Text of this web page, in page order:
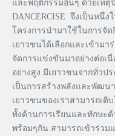
และพฤติกรรมอื่นๆ ด้วยเหตุ
DANCERCISE จึงเป็นหนึ่
โครงการนำมาใช้ในการจัด
เยาวชนได้เลือกและเข้ามา
จัดการแข่งขันมาอย่างต่อเ
อย่างสูง มีเยาวชนจากทั่วป
เป็นการสร้างพลังและพัฒน
เยาวชนของเราสามารถเ
ทั้งด้านการเรียนและทักษะ
พร้อมๆกัน สามารถเข้าร่วม